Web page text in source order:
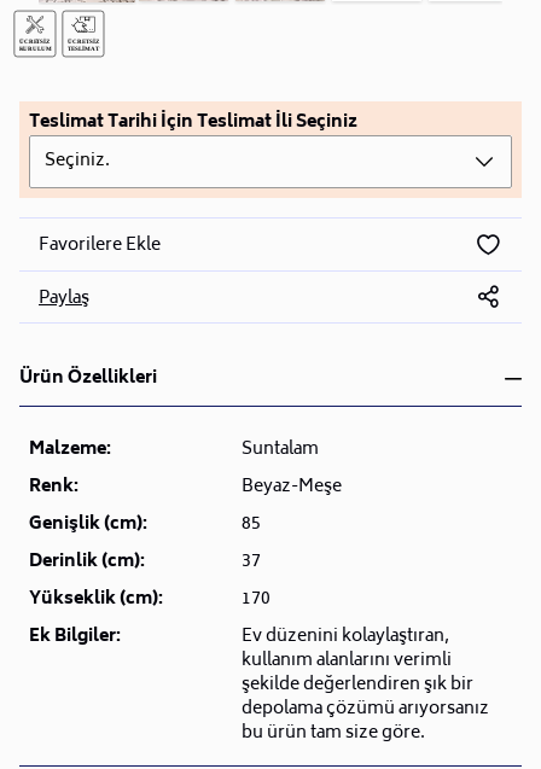
Teslimat Tarihi İçin Teslimat İli Seçiniz
Seçiniz.
Favorilere Ekle
Paylaş
Ürün Özellikleri
Malzeme:
Suntalam
Renk:
Beyaz-Meşe
Genişlik (cm):
85
Derinlik (cm):
37
Yükseklik (cm):
170
Ek Bilgiler:
Ev düzenini kolaylaştıran,
kullanım alanlarını verimli
şekilde değerlendiren şık bir
depolama çözümü arıyorsanız
bu ürün tam size göre.